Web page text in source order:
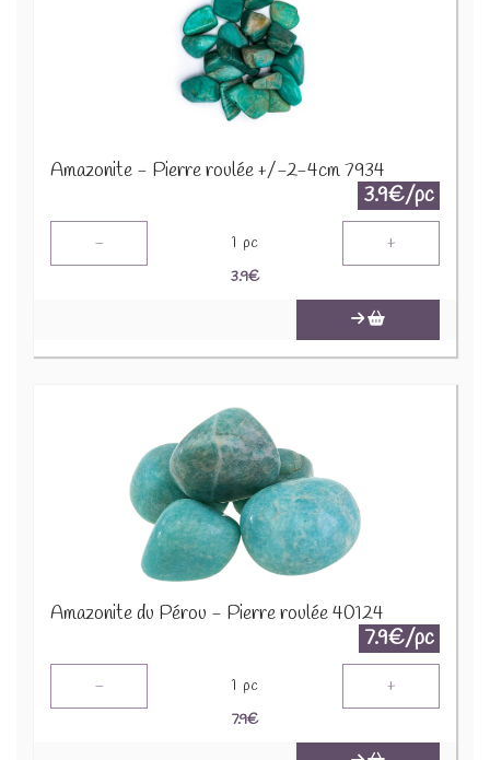
Amazonite - Pierre roulée +/-2-4cm 7934
3.9€/pc
- 1 pc +
3.9€
Amazonite du Pérou - Pierre roulée 40124
7.9€/pc
- 1 pc +
7.9€